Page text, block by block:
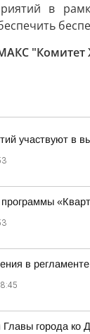
в
"Комитет
участвуют в
в
города ко